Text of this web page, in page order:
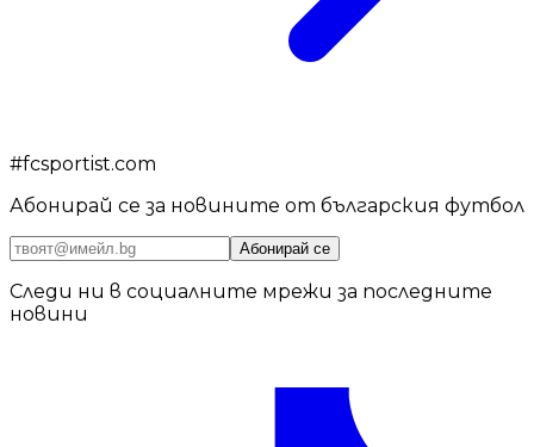
#fcsportist.com
Абонирай се за новините от българския футбол
Абонирай се
Следи ни в социалните мрежи за последните
новини